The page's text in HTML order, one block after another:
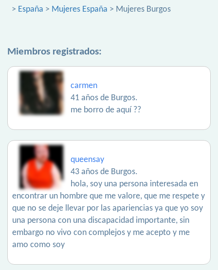
> España > Mujeres España > Mujeres Burgos
Miembros registrados:
carmen
41 años de Burgos.
me borro de aquí ??
queensay
43 años de Burgos.
hola, soy una persona interesada en
encontrar un hombre que me valore, que me respete y
que no se deje llevar por las apariencias ya que yo soy
una persona con una discapacidad importante, sin
embargo no vivo con complejos y me acepto y me
amo como soy